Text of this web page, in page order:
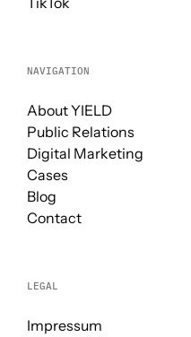
NAVIGATION
About YIELD
Public Relations
Digital Marketing
Cases
Blog
Contact
LEGAL
Impressum